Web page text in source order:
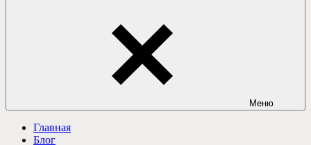
Меню
Главная
Блог